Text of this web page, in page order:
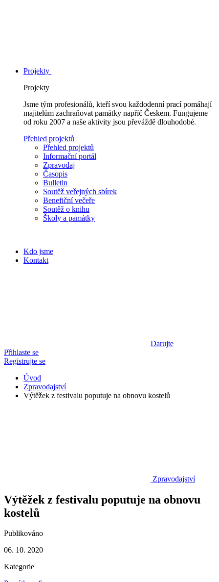
Projekty
Projekty
Jsme tým profesionálů, kteří svou každodenní prací pomáhají
majitelům zachraňovat památky napříč Českem. Fungujeme
od roku 2007 a naše aktivity jsou převáždě dlouhodobé.
Přehled projektů
Přehled projektů
Informační portál
Zpravodaj
Časopis
Bulletin
Soutěž veřejných sbírek
Benefiční večeře
Soutěž o knihu
Školy a památky
Kdo jsme
Kontakt
Darujte
Přihlaste se
Registrujte se
Úvod
Zpravodajství
Výtěžek z festivalu poputuje na obnovu kostelů
Zpravodajství
Výtěžek z festivalu poputuje na obnovu
kostelů
Publikováno
06. 10. 2020
Kategorie